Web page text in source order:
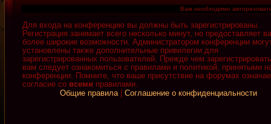
Вам необходимо
Для входа на конференцию вы должны быть зарегистрированы.
Регистрация занимает всего несколько минут, но предоставляет
более широкие возможности. Администратором конференции
установлены также дополнительные привилегии для
зарегистрированных пользователей. Прежде чем
вам следует ознакомиться с правилами и политикой, принятыми
конференции. Помните, что ваше присутствие на форумах
согласие со всеми правилами.
Общие правила| Соглашение о конфиденциальности